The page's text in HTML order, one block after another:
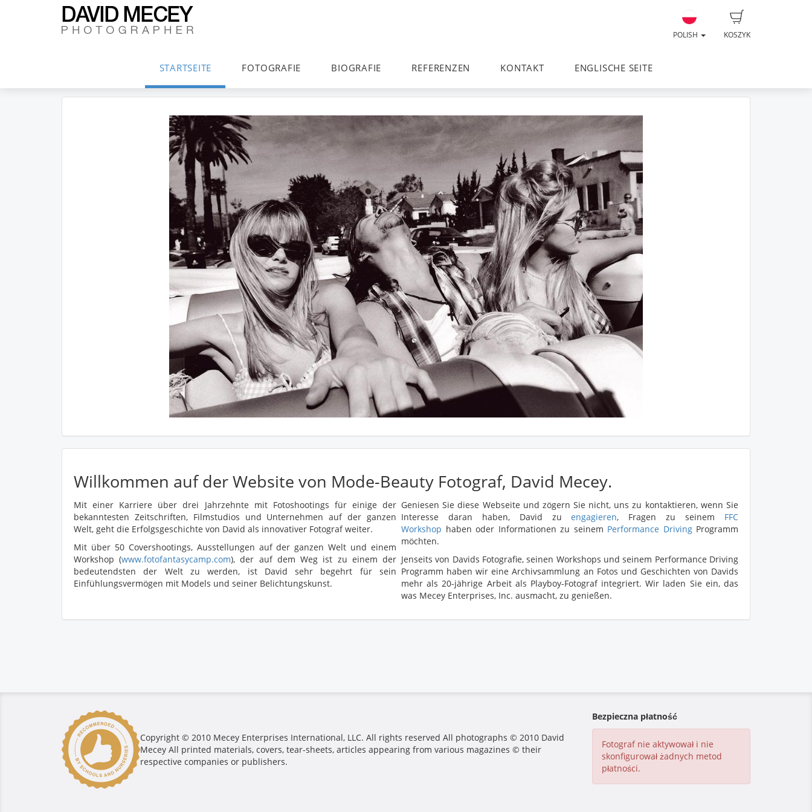
KOSZYK
POLISH
STARTSEITE FOTOGRAFIE BIOGRAFIE REFERENZEN KONTAKT ENGLISCHE SEITE
Willkommen auf der Website von Mode-Beauty Fotograf, David Mecey.
Mit einer Karriere über drei Jahrzehnte mit Fotoshootings für einige der
bekanntesten Zeitschriften, Filmstudios und Unternehmen auf der ganzen
Welt, geht die Erfolgsgeschichte von David als innovativer Fotograf weiter.
Mit über 50 Covershootings, Ausstellungen auf der ganzen Welt und einem
Workshop (www.fotofantasycamp.com), der auf dem Weg ist zu einem der
bedeutendsten der Welt zu werden, ist David sehr begehrt für sein
Einfühlungsvermögen mit Models und seiner Belichtungskunst.
Geniesen Sie diese Webseite und zögern Sie nicht, uns zu kontaktieren, wenn Sie
Interesse daran haben, David zuengagieren, Fragen zu seinem FFC
Workshop haben oder Informationen zu seinem Performance DrivingProgramm
möchten.
Jenseits von Davids Fotografie, seinen Workshops und seinem Performance Driving
Programm haben wir eine Archivsammlung an Fotos und Geschichten von Davids
mehr als 20-jährige Arbeit als Playboy-Fotograf integriert. Wir laden Sie ein, das
was Mecey Enterprises, Inc. ausmacht, zu genießen.
Copyright © 2010 Mecey Enterprises International, LLC. All rights reserved All photographs © 2010 David
Mecey All printed materials, covers, tear-sheets, articles appearing from various magazines © their
respective companies or publishers.
Bezpieczna płatność
Fotograf nie aktywował i nie
skonfigurował żadnych metod
płatności.